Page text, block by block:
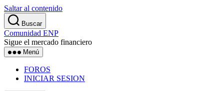
Saltar al contenido
Buscar
Comunidad ENP
Sigue el mercado financiero
Menú
FOROS
INICIAR SESION